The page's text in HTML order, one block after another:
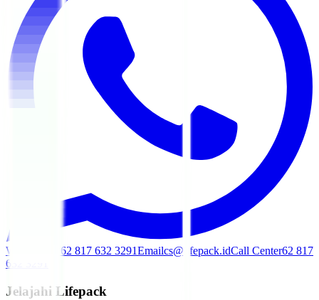
WhatsApp +62 817 632 3291Emailcs@lifepack.idCall Center62 817
632 3291
Jelajahi Lifepack